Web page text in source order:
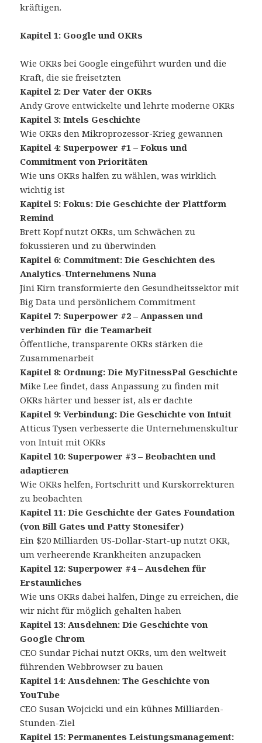
kräftigen.
Kapitel 1: Google und OKRs
Wie OKRs bei Google eingeführt wurden und die
Kraft, die sie freisetzten
Kapitel 2: Der Vater der OKRs
Andy Grove entwickelte und lehrte moderne OKRs
Kapitel 3: Intels Geschichte
Wie OKRs den Mikroprozessor-Krieg gewannen
Kapitel 4: Superpower #1 – Fokus und
Commitment von Prioritäten
Wie uns OKRs halfen zu wählen, was wirklich
wichtig ist
Kapitel 5: Fokus: Die Geschichte der Plattform
Remind
Brett Kopf nutzt OKRs, um Schwächen zu
fokussieren und zu überwinden
Kapitel 6: Commitment: Die Geschichten des
Analytics-Unternehmens Nuna
Jini Kirn transformierte den Gesundheitssektor mit
Big Data und persönlichem Commitment
Kapitel 7: Superpower #2 – Anpassen und
verbinden für die Teamarbeit
Öffentliche, transparente OKRs stärken die
Zusammenarbeit
Kapitel 8: Ordnung: Die MyFitnessPal Geschichte
Mike Lee findet, dass Anpassung zu finden mit
OKRs härter und besser ist, als er dachte
Kapitel 9: Verbindung: Die Geschichte von Intuit
Atticus Tysen verbesserte die Unternehmenskultur
von Intuit mit OKRs
Kapitel 10: Superpower #3 – Beobachten und
adaptieren
Wie OKRs helfen, Fortschritt und Kurskorrekturen
zu beobachten
Kapitel 11: Die Geschichte der Gates Foundation
(von Bill Gates und Patty Stonesifer)
Ein $20 Milliarden US-Dollar-Start-up nutzt OKR,
um verheerende Krankheiten anzupacken
Kapitel 12: Superpower #4 – Ausdehen für
Erstaunliches
Wie uns OKRs dabei halfen, Dinge zu erreichen, die
wir nicht für möglich gehalten haben
Kapitel 13: Ausdehnen: Die Geschichte von
Google Chrom
CEO Sundar Pichai nutzt OKRs, um den weltweit
führenden Webbrowser zu bauen
Kapitel 14: Ausdehnen: The Geschichte von
YouTube
CEO Susan Wojcicki und ein kühnes Milliarden-
Stunden-Ziel
Kapitel 15: Permanentes Leistungsmanagement: